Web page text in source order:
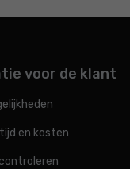
voor de klant
en kosten